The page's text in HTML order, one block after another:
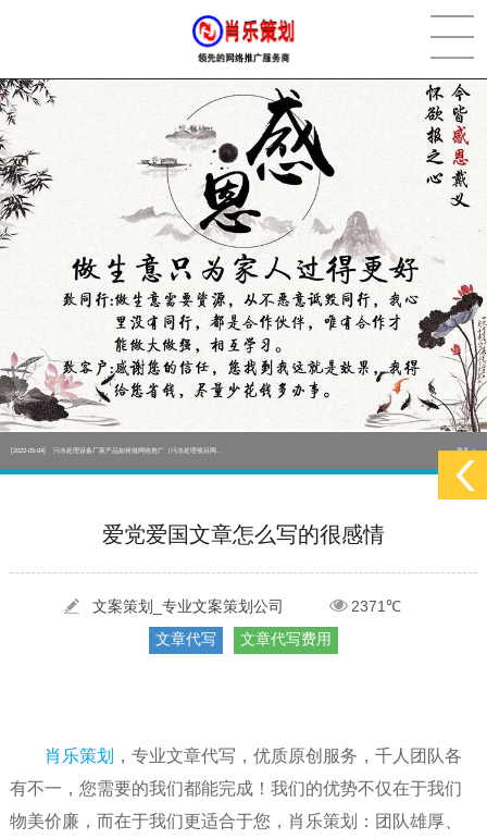
[2022-05-29] 实体门店如何做网络推广吸引客户，实体店网络营销技巧... 更多 >
[2022-05-04] 污水处理设备厂家产品如何做网络推广（污水处理项目网... 更多 >
更多 >
污水处理设备厂家产品如何做网络推广（污水处理项目网...
疫情当下公司企业品牌网络营销策划推广怎么做，国内知...
爱党爱国文章怎么写的很感情
文案策划_专业文案策划公司
2371℃
文章代写
文章代写费用
肖乐策划
，专业文章代写，优质原创服务，千人团队各
有不一，您需要的我们都能完成！我们的优势不仅在于我们
物美价廉，而在于我们更适合于您，肖乐策划：团队雄厚、